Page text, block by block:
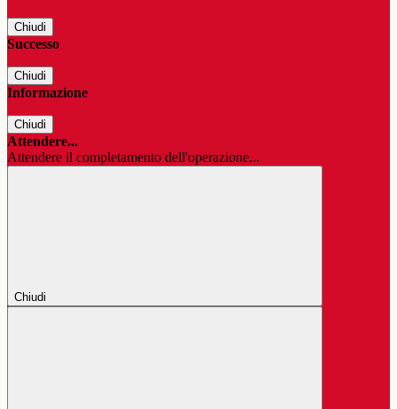
Chiudi
Successo
Chiudi
Informazione
Chiudi
Attendere...
Attendere il completamento dell'operazione...
Chiudi